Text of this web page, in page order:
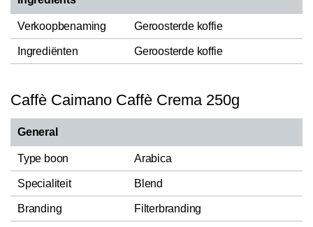
Verkoopbenaming Geroosterde koffie
Ingrediënten Geroosterde koffie
Caffè Caimano Caffè Crema 250g
General
Type boon Arabica
Specialiteit Blend
Branding Filterbranding